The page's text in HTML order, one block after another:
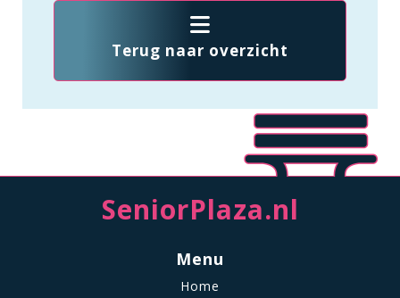
Terug naar overzicht
SeniorPlaza.nl
Menu
Home